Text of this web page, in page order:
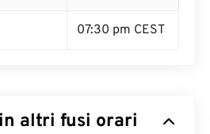
07:30 pm CEST
altri fusi orari